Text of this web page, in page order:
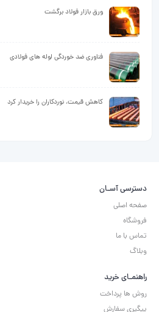
ورق بازار فولاد برگشت
فناوری ضد خوردگی لوله های فولادی
کاهش قیمت، نوردکاران را خریدار کرد
دسترسی آسـان
صفحه اصلی
فروشگاه
تماس با ما
وبلاگ
راهنمـای خرید
روش ها پرداخت
پیگیری سفارش